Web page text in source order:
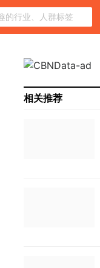
相关推荐